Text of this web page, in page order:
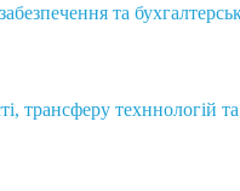
та
трансферу техннологій